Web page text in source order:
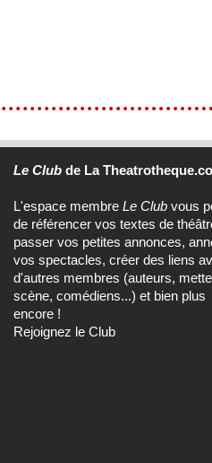
Le Club de La
L'espace membreLe Club vous
de référencer vos textes de
passer vos petites annonces,
vos spectacles, créer des liens
d'autres membres (auteurs,
scène, comédiens...) et bien plus
encore !
Rejoignez le Club